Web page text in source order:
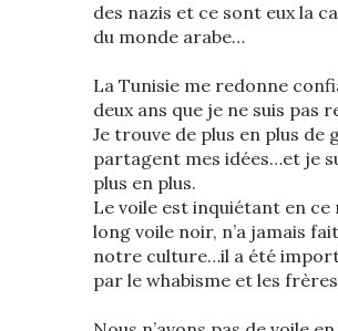
des nazis et ce sont eux la
du monde arabe…
La Tunisie me redonne
deux ans que je ne suis pas
Je trouve de plus en plus de
partagent mes idées…et je
plus en plus.
Le voile est inquiétant en
long voile noir, n’a jamais
notre culture…il a été
par le whabisme et les